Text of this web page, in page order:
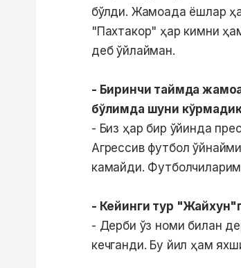
бўлди. Жамоада ёшлар
"Пахтакор" ҳар кимни
деб ўйлайман.
- Биринчи таймда
бўлимда шуни
- Биз ҳар бир ўйинда
Агрессив футбол
камайди.
- Кейинги тур
- Дерби ўз номи билан
кечганди. Бу йил ҳам